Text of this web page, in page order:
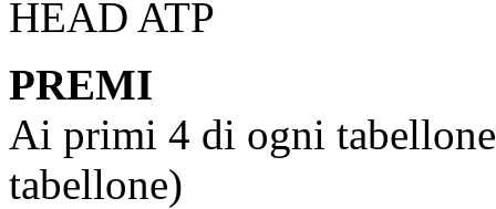
HEAD ATP
PREMI
Ai primi 4 di ogni
tabellone)